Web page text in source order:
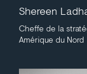
Shereen
Cheffe de la
Amérique du Nord